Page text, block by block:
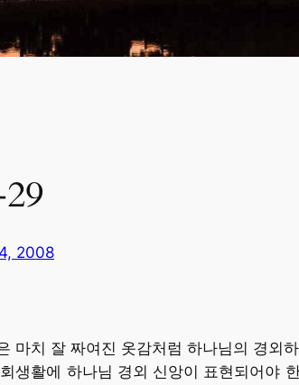
2008
마치 잘 짜여진 옷감처럼 하나님의 경외
생활에 하나님 경외 신앙이 표현되어야